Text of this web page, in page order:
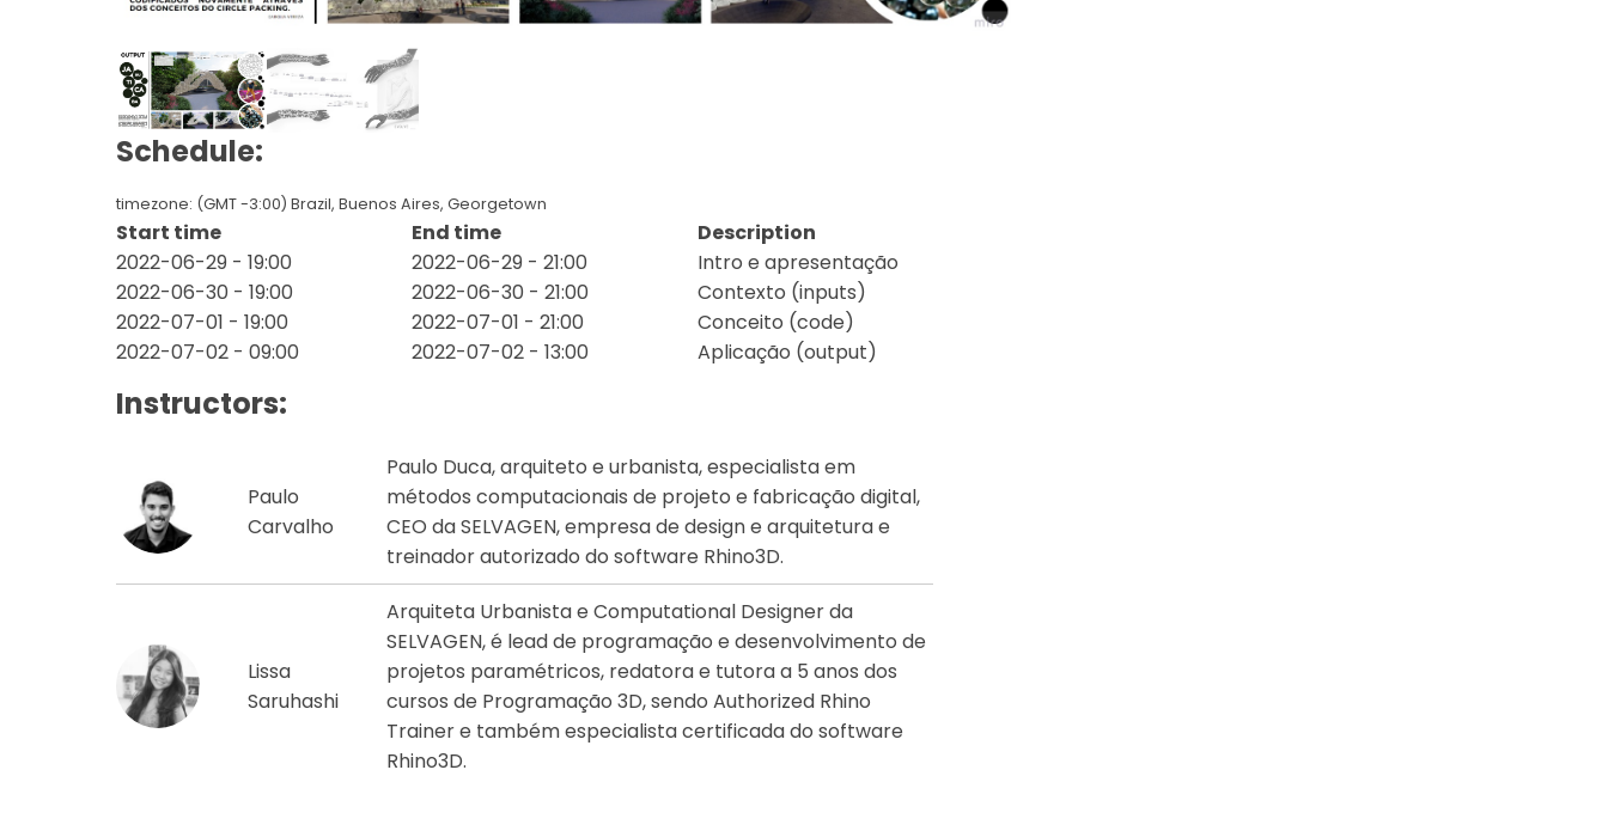
Schedule:
timezone: (GMT -3:00) Brazil, Buenos Aires, Georgetown
Start time End time
Description
2022-06-29 - 19:00
2022-06-29 - 21:00
Intro e apresentação
2022-06-30 - 19:00
2022-06-30 - 21:00
Contexto (inputs)
2022-07-01 - 19:00
2022-07-01 - 21:00
Conceito (code)
2022-07-02 - 09:00
2022-07-02 - 13:00 Aplicação (output)
Instructors:
Paulo
Carvalho
Paulo Duca, arquiteto e urbanista, especialista em
métodos computacionais de projeto e fabricação digital,
CEO da SELVAGEN, empresa de design e arquitetura e
treinador autorizado do software Rhino3D.
Lissa
Saruhashi
Arquiteta Urbanista e Computational Designer da
SELVAGEN, é lead de programação e desenvolvimento de
projetos paramétricos, redatora e tutora a 5 anos dos
cursos de Programação 3D, sendo Authorized Rhino
Trainer e também especialista certificada do software
Rhino3D.